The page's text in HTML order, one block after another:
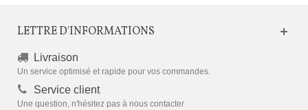
LETTRE D'INFORMATIONS
Livraison
Un service optimisé et rapide pour vos commandes.
Service client
Une question, n'hésitez pas à nous contacter